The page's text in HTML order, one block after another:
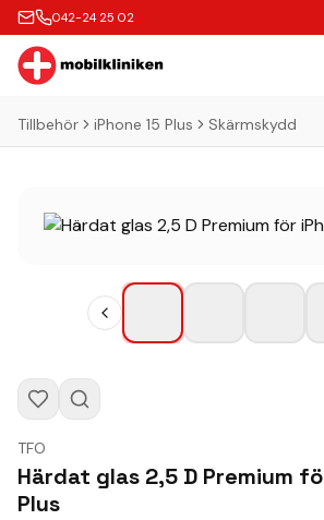
042-24 25 02
Hem
Köp
Boka Express
Lämna / Skicka in
Butik
Kontakt
Kundvagn
Tillbehör iPhone 15 Plus Skärmskydd
TFO
Härdat glas 2,5 D Premium
Plus